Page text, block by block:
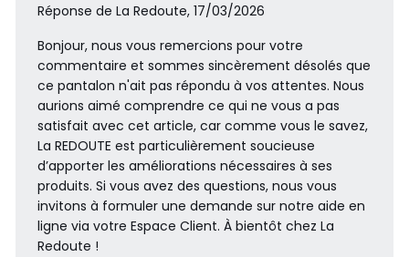
Réponse de La Redoute, 17/03/2026
Bonjour, nous vous remercions pour votre
commentaire et sommes sincèrement désolés que
ce pantalon n'ait pas répondu à vos attentes. Nous
aurions aimé comprendre ce qui ne vous a pas
satisfait avec cet article, car comme vous le savez,
La REDOUTE est particulièrement soucieuse
d’apporter les améliorations nécessaires à ses
produits. Si vous avez des questions, nous vous
invitons à formuler une demande sur notre aide en
ligne via votre Espace Client. À bientôt chez La
Redoute !